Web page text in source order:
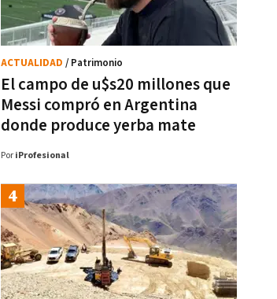
El campo de u$s20 millones que
Messi compró en Argentina
donde produce yerba mate
ACTUALIDAD / Patrimonio
Por iProfesional